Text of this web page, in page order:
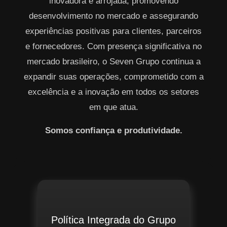
desenvolvimento no mercado e assegurando
experiências positivas para clientes, parceiros
e fornecedores. Com presença significativa no
mercado brasileiro, o Seven Grupo continua a
expandir suas operações, comprometido com a
excelência e a inovação em todos os setores
em que atua.
Somos confiança e produtividade.
Política Integrada do Grupo